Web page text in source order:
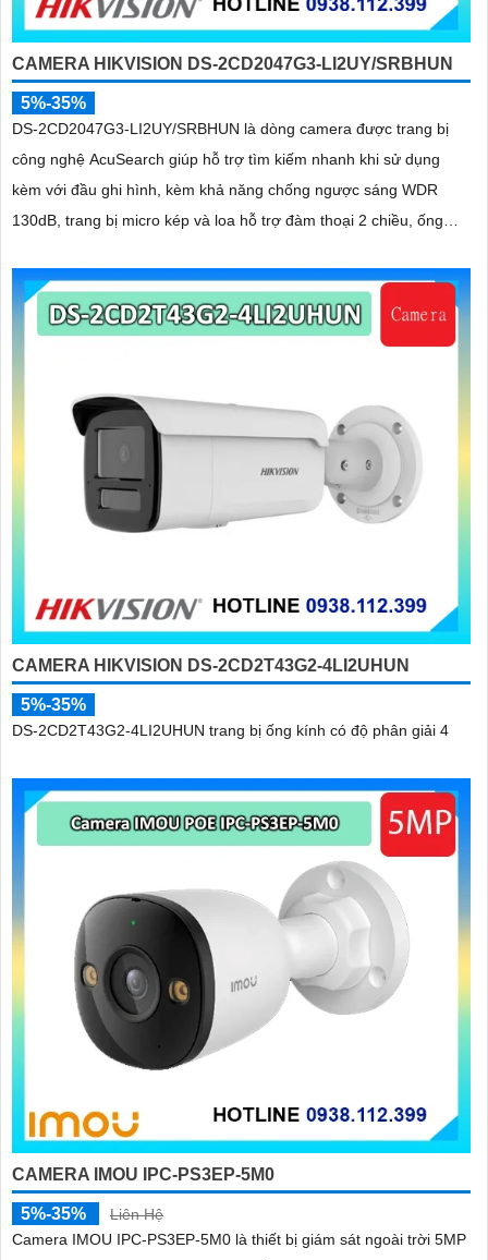
CAMERA HIKVISION DS-2CD2047G3-LI2UY/SRBHUN
5%-35%
DS-2CD2047G3-LI2UY/SRBHUN là dòng camera được trang bị
công nghệ AcuSearch giúp hỗ trợ tìm kiếm nhanh khi sử dụng
kèm với đầu ghi hình, kèm khả năng chống ngược sáng WDR
130dB, trang bị micro kép và loa hỗ trợ đàm thoại 2 chiều, ống
CAMERA HIKVISION DS-2CD2T43G2-4LI2UHUN
5%-35%
DS-2CD2T43G2-4LI2UHUN trang bị ống kính có độ phân giải 4
CAMERA IMOU IPC-PS3EP-5M0
5%-35%
Liên Hệ
Camera IMOU IPC-PS3EP-5M0 là thiết bị giám sát ngoài trời 5MP